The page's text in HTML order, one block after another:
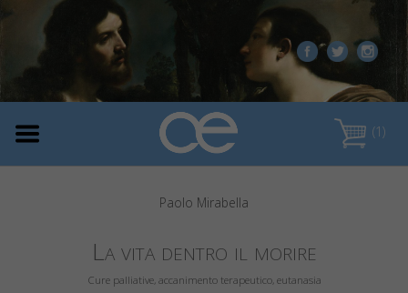
(1)
Paolo Mirabella
La vita dentro il morire
Cure palliative, accanimento terapeutico, eutanasia